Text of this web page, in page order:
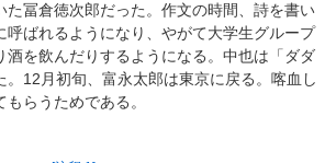
た冨倉徳次郎だった。作文の時間、詩を書い
呼ばれるようになり、やがて大学生グループ
酒を飲んだりするようになる。中也は「ダダ
。12月初旬、富永太郎は東京に戻る。喀血し
らうためである。